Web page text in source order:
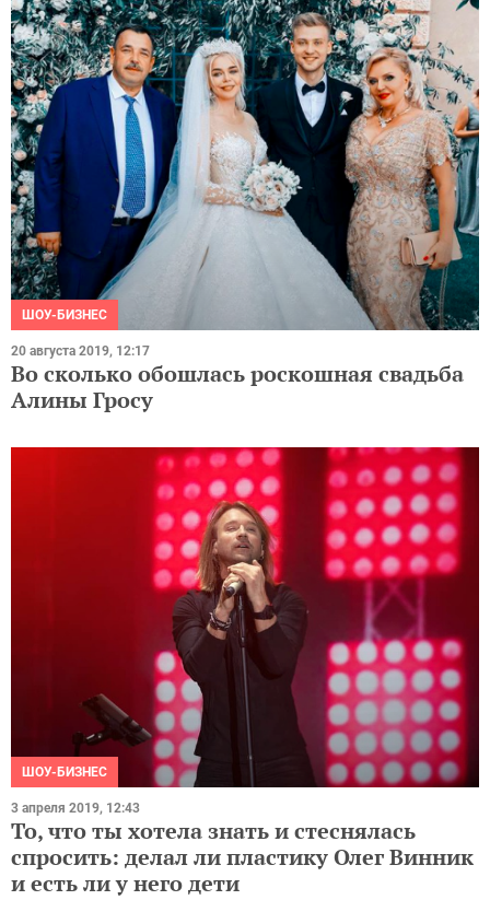
ШОУ-БИЗНЕС
20 августа 2019, 12:17
Во сколько обошлась роскошная свадьба
Алины Гросу
ШОУ-БИЗНЕС
3 апреля 2019, 12:43
То, что ты хотела знать и стеснялась
спросить: делал ли пластику Олег Винник
и есть ли у него дети